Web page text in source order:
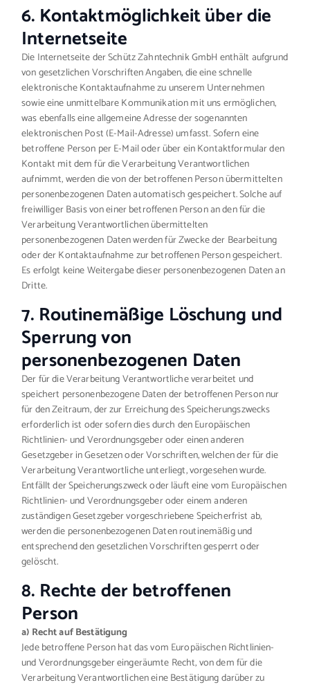
6. Kontaktmöglichkeit über die
Internetseite
Die Internetseite der Schütz Zahntechnik GmbH enthält aufgrund
von gesetzlichen Vorschriften Angaben, die eine schnelle
elektronische Kontaktaufnahme zu unserem Unternehmen
sowie eine unmittelbare Kommunikation mit uns ermöglichen,
was ebenfalls eine allgemeine Adresse der sogenannten
elektronischen Post (E-Mail-Adresse) umfasst. Sofern eine
betroffene Person per E-Mail oder über ein Kontaktformular den
Kontakt mit dem für die Verarbeitung Verantwortlichen
aufnimmt, werden die von der betroffenen Person übermittelten
personenbezogenen Daten automatisch gespeichert. Solche auf
freiwilliger Basis von einer betroffenen Person an den für die
Verarbeitung Verantwortlichen übermittelten
personenbezogenen Daten werden für Zwecke der Bearbeitung
oder der Kontaktaufnahme zur betroffenen Person gespeichert.
Es erfolgt keine Weitergabe dieser personenbezogenen Daten an
Dritte.
7. Routinemäßige Löschung und
Sperrung von
personenbezogenen Daten
Der für die Verarbeitung Verantwortliche verarbeitet und
speichert personenbezogene Daten der betroffenen Person nur
für den Zeitraum, der zur Erreichung des Speicherungszwecks
erforderlich ist oder sofern dies durch den Europäischen
Richtlinien- und Verordnungsgeber oder einen anderen
Gesetzgeber in Gesetzen oder Vorschriften, welchen der für die
Verarbeitung Verantwortliche unterliegt, vorgesehen wurde.
Entfällt der Speicherungszweck oder läuft eine vom Europäischen
Richtlinien- und Verordnungsgeber oder einem anderen
zuständigen Gesetzgeber vorgeschriebene Speicherfrist ab,
werden die personenbezogenen Daten routinemäßig und
entsprechend den gesetzlichen Vorschriften gesperrt oder
gelöscht.
8. Rechte der betroffenen
Person
a) Recht auf Bestätigung
Jede betroffene Person hat das vom Europäischen Richtlinien-
und Verordnungsgeber eingeräumte Recht, von dem für die
Verarbeitung Verantwortlichen eine Bestätigung darüber zu